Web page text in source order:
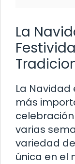
La
La
más
varias
variedad
única en el